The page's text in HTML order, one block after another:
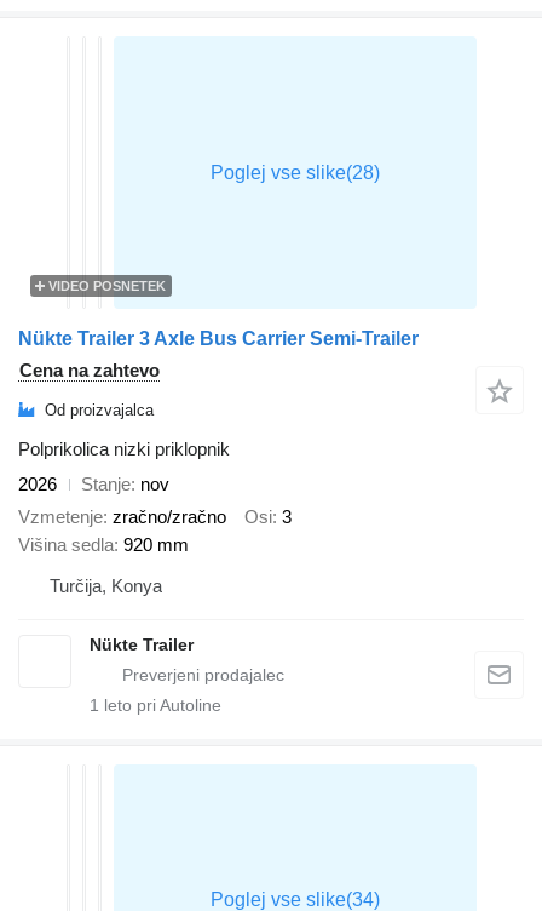
VIDEO POSNETEK
Nükte Trailer 3 Axle Bus Carrier Semi-Trailer
Cena na zahtevo
Od proizvajalca
Polprikolica nizki priklopnik
2026
Stanje nov
Vzmetenje zračno/zračno Osi 3
Višina sedla 920 mm
Turčija, Konya
Nükte Trailer
1 leto pri Autoline